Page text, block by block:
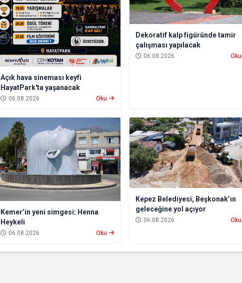
Açık hava sineması keyfi
HayatPark'ta yaşanacak
06.08.2026 Oku
Dekoratif kalp figüründe tamir
çalışması yapılacak
06.08.2026 Oku
Kemer’in yeni simgesi: Henna
Heykeli
06.08.2026 Oku
Kepez Belediyesi, Beşkonak’ın
geleceğine yol açıyor
06.08.2026 Oku